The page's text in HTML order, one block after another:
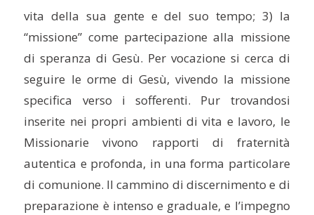
vita della sua gente e del suo tempo; 3) la
“missione” come partecipazione alla missione
di speranza di Gesù. Per vocazione si cerca di
seguire le orme di Gesù, vivendo la missione
specifica verso i sofferenti. Pur trovandosi
inserite nei propri ambienti di vita e lavoro, le
Missionarie vivono rapporti di fraternità
autentica e profonda, in una forma particolare
di comunione. Il cammino di discernimento e di
preparazione è intenso e graduale, e l’impegno